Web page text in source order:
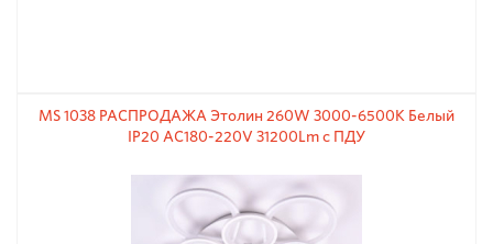
MS 1038 РАСПРОДАЖА Этолин 260W 3000-6500К Белый
IP20 AC180-220V 31200Lm с ПДУ